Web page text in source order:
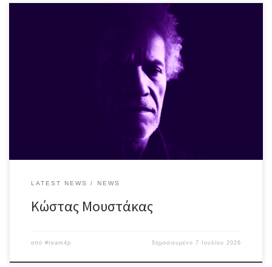
Kιθαρίστας, συνθέτης – τραγουδοποιός και συχνά ερμηνευτής
των τραγουδιών του, o Κώστας Μουστάκας παρέα με
τους Γεωργία Τσετσώνη, Αλέξανδρο Παππά & Γιώργο Παππά στα
μικρόφωνα, προσκαλούν το κοινό σε μια ιδιαίτερη μουσική
βραδιά με τίτλο “Ακραίες αισθήσεις”. Μια δροσερή, νοσταλγική –
κιθαριστική – νύχτα με έμφαση στις ερμηνείες, που περιλαμβάνει
LATEST NEWS NEWS
Κώστας Μουστάκας
από #team4p δημοσιευμένο7 Ιουλίου 2026